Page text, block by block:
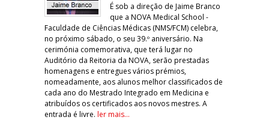
É sob a direção de Jaime Branco
que a NOVA Medical School -
Faculdade de Ciências Médicas (NMS/FCM) celebra,
no próximo sábado, o seu 39.º aniversário. Na
cerimónia comemorativa, que terá lugar no
Auditório da Reitoria da NOVA, serão prestadas
homenagens e entregues vários prémios,
nomeadamente, aos alunos melhor classificados de
cada ano do Mestrado Integrado em Medicina e
atribuídos os certificados aos novos mestres. A
entrada é livre. ler mais...